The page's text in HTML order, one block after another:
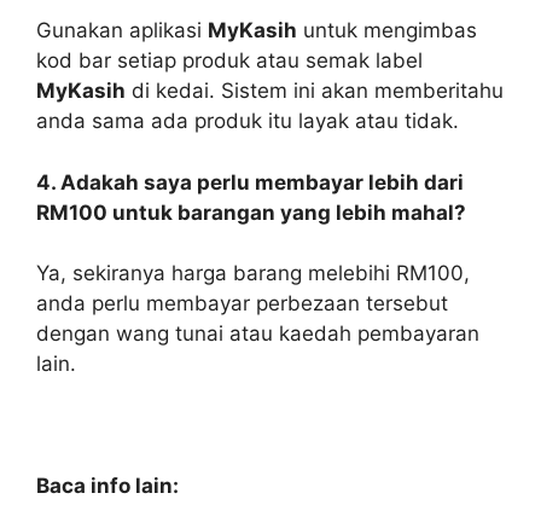
Gunakan aplikasi MyKasih untuk mengimbas
kod bar setiap produk atau semak label
MyKasih di kedai. Sistem ini akan memberitahu
anda sama ada produk itu layak atau tidak.
4. Adakah saya perlu membayar lebih dari
RM100 untuk barangan yang lebih mahal?
Ya, sekiranya harga barang melebihi RM100,
anda perlu membayar perbezaan tersebut
dengan wang tunai atau kaedah pembayaran
lain.
Baca info lain: